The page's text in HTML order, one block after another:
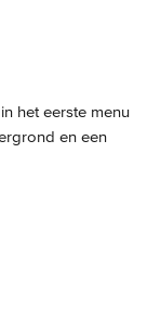
het eerste menu
en een